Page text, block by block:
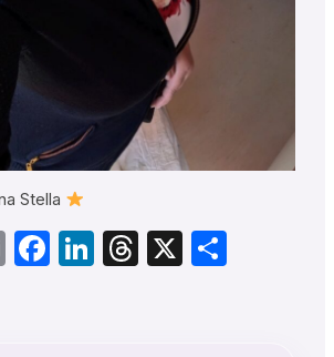
Stella
EmailFacebook
LinkedIn
Threads
X Teilen